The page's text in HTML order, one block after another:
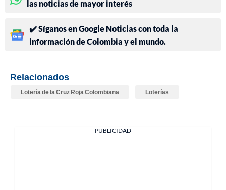
las noticias de mayor interés
✔️ Síganos en Google Noticias con toda la
información de Colombia y el mundo.
Relacionados
Lotería de la Cruz Roja Colombiana Loterías
PUBLICIDAD